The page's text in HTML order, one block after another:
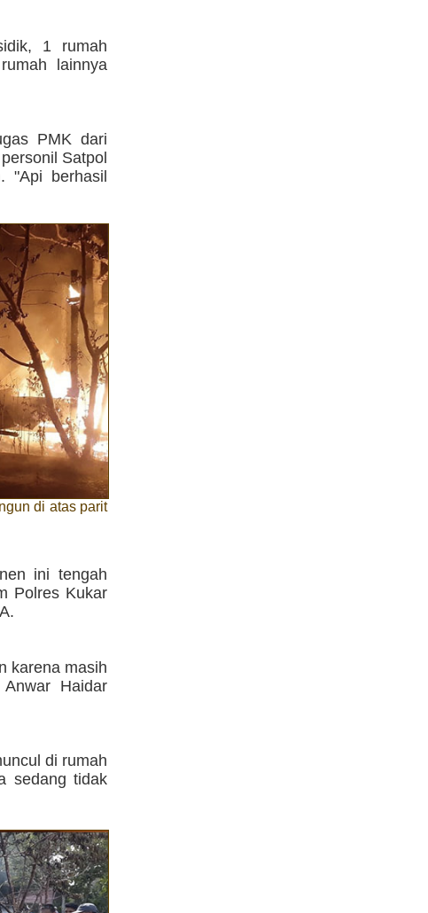
1 rumah
lainnya
PMK dari
Satpol
"Api berhasil
di atas parit
ini tengah
Polres Kukar
karena masih
Haidar
di rumah
sedang tidak